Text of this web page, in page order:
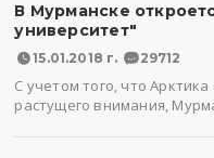
В Мурманске
университет"
15.01.2018 г. 29712
С учетом того, что
растущего внимания,